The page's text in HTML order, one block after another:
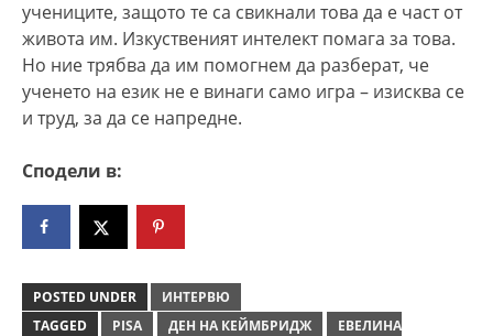
учениците, защото те са свикнали това да е част от
живота им. Изкуственият интелект помага за това.
Но ние трябва да им помогнем да разберат, че
ученето на език не е винаги само игра – изисква се
и труд, за да се напредне.
Сподели в:
POSTED UNDER
ИНТЕРВЮ
TAGGED
PISA ДЕН НА КЕЙМБРИДЖ
ЕВЕЛИНА